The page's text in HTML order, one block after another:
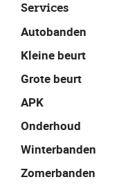
Services
Autobanden
Kleine beurt
Grote beurt
APK
Onderhoud
Winterbanden
Zomerbanden